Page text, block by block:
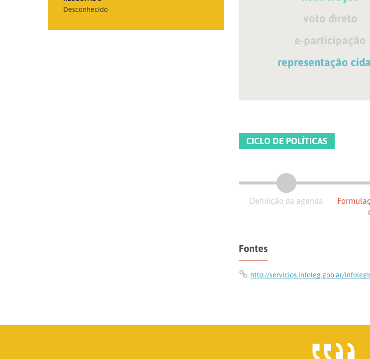
Desconhecido
voto direto
e-participação
representação
CICLO DE POLÍTICAS
Definição da agenda
Fontes
http://servicios.infoleg.gob.ar/